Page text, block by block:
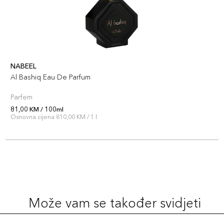
NABEEL
Al Bashiq Eau De Parfum
Parfem
81,00 KM / 100ml
Osnovna cijena 810,00 KM / 1 l
Može vam se također svidjeti